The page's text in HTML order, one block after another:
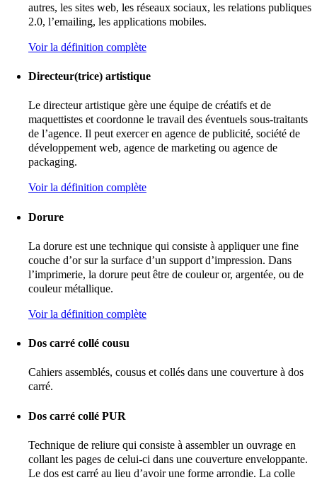
autres, les sites web, les réseaux sociaux, les relations publiques
2.0, l’emailing, les applications mobiles.
Voir la définition complète
Directeur(trice) artistique
Le directeur artistique gère une équipe de créatifs et de
maquettistes et coordonne le travail des éventuels sous-traitants
de l’agence. Il peut exercer en agence de publicité, société de
développement web, agence de marketing ou agence de
packaging.
Voir la définition complète
Dorure
La dorure est une technique qui consiste à appliquer une fine
couche d’or sur la surface d’un support d’impression. Dans
l’imprimerie, la dorure peut être de couleur or, argentée, ou de
couleur métallique.
Voir la définition complète
Dos carré collé cousu
Cahiers assemblés, cousus et collés dans une couverture à dos
carré.
Dos carré collé PUR
Technique de reliure qui consiste à assembler un ouvrage en
collant les pages de celui-ci dans une couverture enveloppante.
Le dos est carré au lieu d’avoir une forme arrondie. La colle